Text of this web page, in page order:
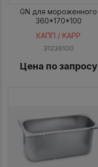
GN для мороженного
360*170*100
КАПП / KAPP
31236100
Цена по запросу